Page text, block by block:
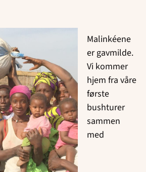
Malinkéene
er gavmilde.
Vi kommer
hjem fra våre
første
bushturer
sammen
med